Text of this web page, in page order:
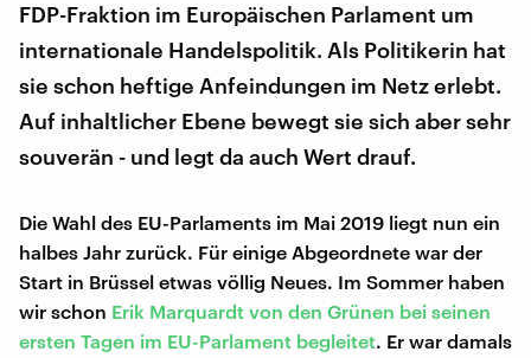
FDP-Fraktion im Europäischen Parlament um
internationale Handelspolitik. Als Politikerin hat
sie schon heftige Anfeindungen im Netz erlebt.
Auf inhaltlicher Ebene bewegt sie sich aber sehr
souverän - und legt da auch Wert drauf.
Die Wahl des EU-Parlaments im Mai 2019 liegt nun ein
halbes Jahr zurück. Für einige Abgeordnete war der
Start in Brüssel etwas völlig Neues. Im Sommer haben
wir schon Erik Marquardt von den Grünen bei seinen
ersten Tagen im EU-Parlament begleitet. Er war damals